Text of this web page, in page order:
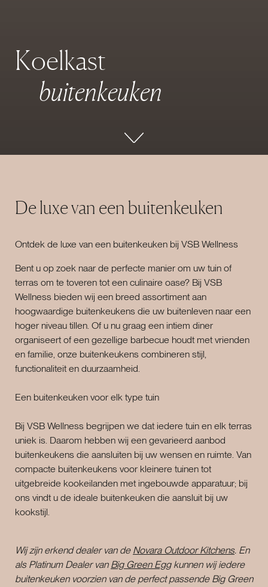
Koelkast
buitenkeuken
De luxe van een buitenkeuken
Ontdek de luxe van een buitenkeuken bij VSB Wellness
Bent u op zoek naar de perfecte manier om uw tuin of
terras om te toveren tot een culinaire oase? Bij VSB
Wellness bieden wij een breed assortiment aan
hoogwaardige buitenkeukens die uw buitenleven naar een
hoger niveau tillen. Of u nu graag een intiem diner
organiseert of een gezellige barbecue houdt met vrienden
en familie, onze buitenkeukens combineren stijl,
functionaliteit en duurzaamheid.
Een buitenkeuken voor elk type tuin
Bij VSB Wellness begrijpen we dat iedere tuin en elk terras
uniek is. Daarom hebben wij een gevarieerd aanbod
buitenkeukens die aansluiten bij uw wensen en ruimte. Van
compacte buitenkeukens voor kleinere tuinen tot
uitgebreide kookeilanden met ingebouwde apparatuur; bij
ons vindt u de ideale buitenkeuken die aansluit bij uw
kookstijl.
Wij zijn erkend dealer van de Novara Outdoor Kitchens. En
als Platinum Dealer van Big Green Eggkunnen wij iedere
buitenkeuken voorzien van de perfect passende Big Green